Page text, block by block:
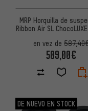
MRP Horquilla de
Ribbon Air SL
en vez de
509,00€
DE NUEVO EN STOCK